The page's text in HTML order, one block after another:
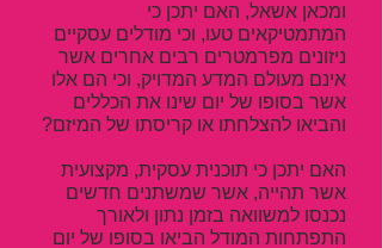
ומכאן אשאל, האם יתכן כי
המתמטיקאים טעו, וכי מודלים עסקיים
ניזונים מפרמטרים רבים אחרים אשר
אינם מעולם המדע המדויק, וכי הם אלו
אשר בסופו של יום שינו את הכללים
והביאו להצלחתו או קריסתו של המיזם?
האם יתכן כי תוכנית עסקית, מקצועית
אשר תהייה, אשר שמשתנים חדשים
נכנסו למשוואה בזמן נתון ולאורך
התפתחות המודל הביאו בסופו של יום